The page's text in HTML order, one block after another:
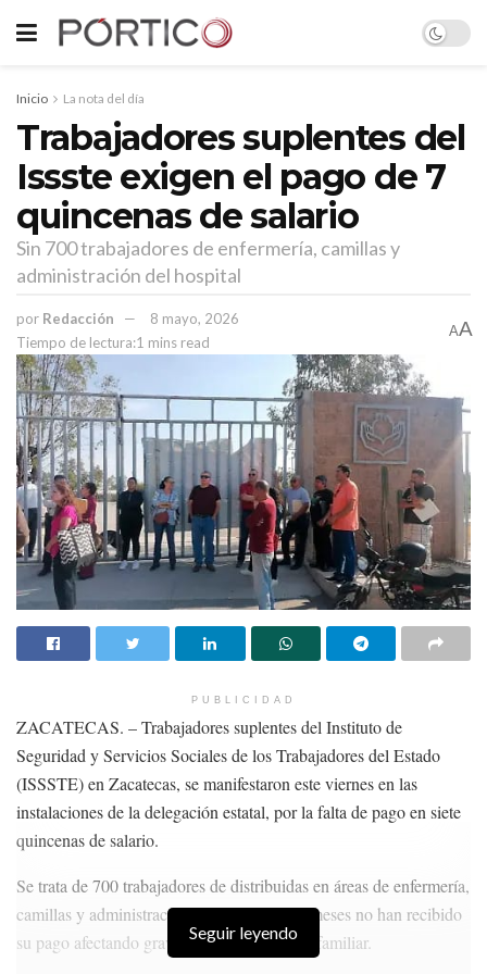
Inicio La nota del día
Trabajadores suplentes del
Issste exigen el pago de 7
quincenas de salario
Sin 700 trabajadores de enfermería, camillas y
administración del hospital
por Redacción
8 mayo, 2026
Tiempo de lectura:1 mins read
AA
PUBLICIDAD
ZACATECAS. – Trabajadores suplentes del Instituto de
Seguridad y Servicios Sociales de los Trabajadores del Estado
(ISSSTE) en Zacatecas, se manifestaron este viernes en las
instalaciones de la delegación estatal, por la falta de pago en siete
quincenas de salario.
Se trata de 700 trabajadores de distribuidas en áreas de enfermería,
camillas y administración, quienes durante meses no han recibido
su pago afectando gravemente su economía familiar.
Seguir leyendo